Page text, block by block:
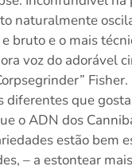
naturalmente
bruto e o mais
voz do adorável
diferentes que
o ADN dos
estão bem
– a estontear